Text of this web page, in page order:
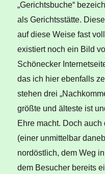
„Gerichtsbuche“
als Gerichtsstätte.
auf diese Weise fast
existiert noch ein Bild
Schönecker
das ich hier ebenfalls
stehen drei
größte und älteste ist
Ehre macht. Doch auch
(einer unmittelbar
nordöstlich, dem Weg
dem Besucher bereits